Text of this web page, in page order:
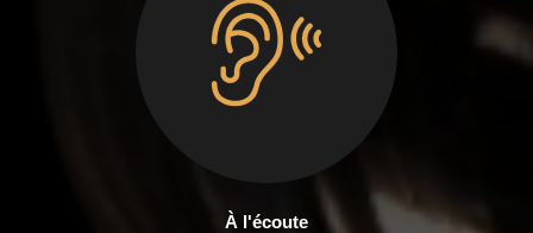
À l'écoute